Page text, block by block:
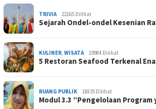
TRIVIA 22165 Dilihat
Sejarah Ondel-ondel Kesenian
KULINER WISATA 19984 Dilihat
5 Restoran Seafood Terkenal
RUANG PUBLIK 18835 Dilihat
Modul 3.3 “Pengelolaan